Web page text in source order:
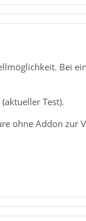
Bei
Test).
ohne Addon zur